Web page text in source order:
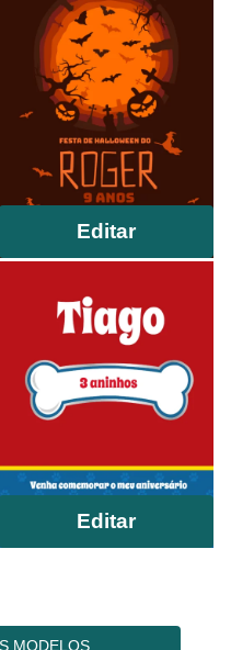
Editar
Editar
MODELOS